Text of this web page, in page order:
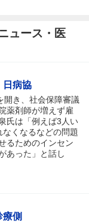
ュース・医
日病協
開き、社会保障審議
薬剤師が増えず雇
氏は「例えば3人い
くなるなどの問題
るためのインセン
あった」と話し
側